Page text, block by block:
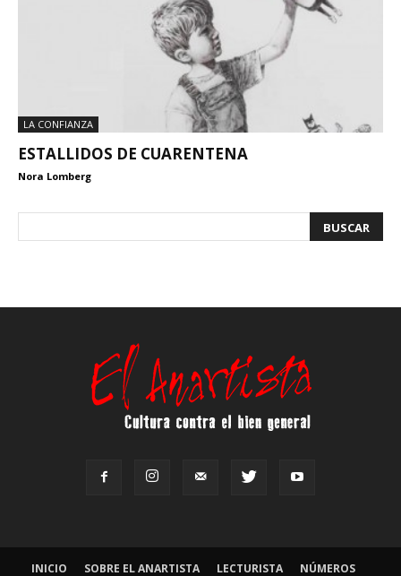
LA CONFIANZA
ESTALLIDOS DE CUARENTENA
Nora Lomberg
INICIO SOBRE EL ANARTISTA LECTURISTA NÚMEROS